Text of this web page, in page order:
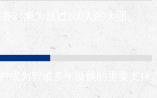
务对象为超过100人的大团。
成为智诚多年发展的重要支撑。